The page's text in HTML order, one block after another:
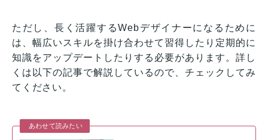
ただし、長く活躍するWebデザイナーになるために
は、幅広いスキルを掛け合わせて習得したり定期的に
知識をアップデートしたりする必要があります。詳し
くは以下の記事で解説しているので、チェックしてみ
てください。
あわせて読みたい